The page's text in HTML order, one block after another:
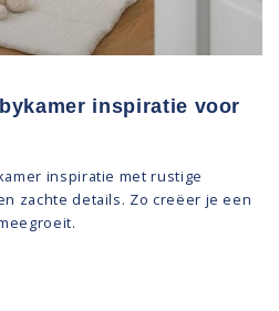
inspiratie voor
inspiratie met rustige
zachte details. Zo creëer je een